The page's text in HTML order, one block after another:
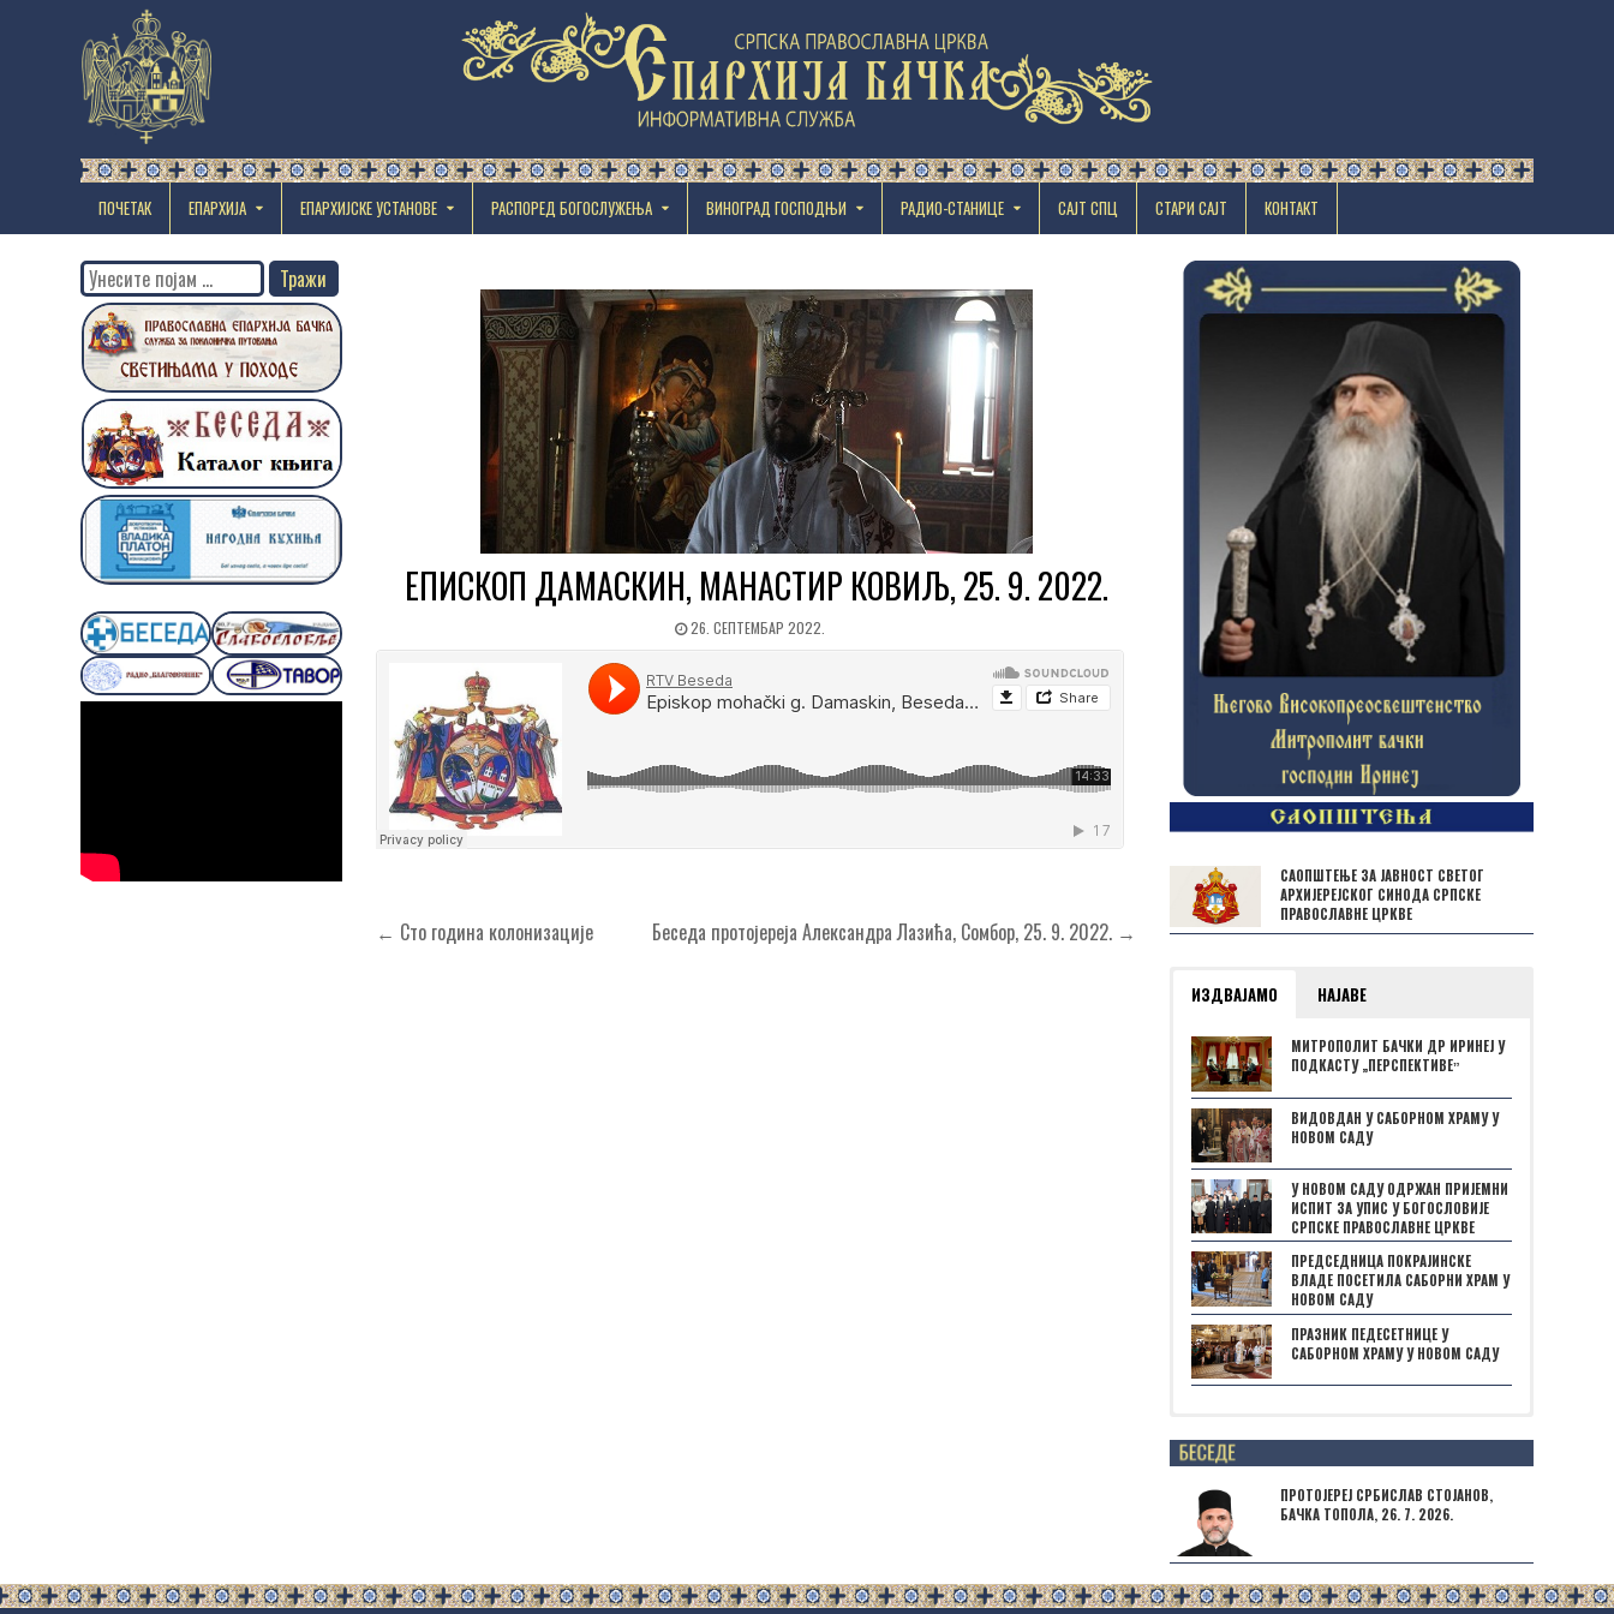
ПОЧЕТАК ЕПАРХИЈА EПАРХИЈСКЕ УСТАНОВЕ РАСПОРЕД БОГОСЛУЖЕЊА ВИНОГРАД ГОСПОДЊИ РАДИО-СТАНИЦЕ САЈТ СПЦ СТАРИ САЈТ КОНТАКТ
ЕПИСКОП ДАМАСКИН, МАНАСТИР КОВИЉ, 25. 9. 2022.
26. СЕПТЕМБАР 2022.
Кретање
← Сто година колонизације Беседа протојереја Александра Лазића, Сомбор, 25. 9. 2022. →
Search
for:
САОПШТЕЊЕ ЗА ЈАВНОСТ СВЕТОГ
АРХИЈЕРЕЈСКОГ СИНОДА СРПСКЕ
ПРАВОСЛАВНЕ ЦРКВЕ
ИЗДВАЈАМО НАЈАВЕ
МИТРОПОЛИТ БАЧКИ ДР ИРИНЕЈ У
ПОДКАСТУ „ПЕРСПЕКТИВЕˮ
ВИДОВДАН У САБОРНОМ ХРАМУ У
НОВОМ САДУ
У НОВОМ САДУ ОДРЖАН ПРИЈЕМНИ
ИСПИТ ЗА УПИС У БОГОСЛОВИЈЕ
СРПСКЕ ПРАВОСЛАВНЕ ЦРКВЕ
ПРЕДСЕДНИЦА ПОКРАЈИНСКЕ
ВЛАДЕ ПОСЕТИЛА САБОРНИ ХРАМ У
НОВОМ САДУ
ПРАЗНИК ПЕДЕСЕТНИЦЕ У
САБОРНОМ ХРАМУ У НОВОМ САДУ
Posts not found
ПРОТОЈЕРЕЈ СРБИСЛАВ СТОЈАНОВ,
БАЧКА ТОПОЛА, 26. 7. 2026.